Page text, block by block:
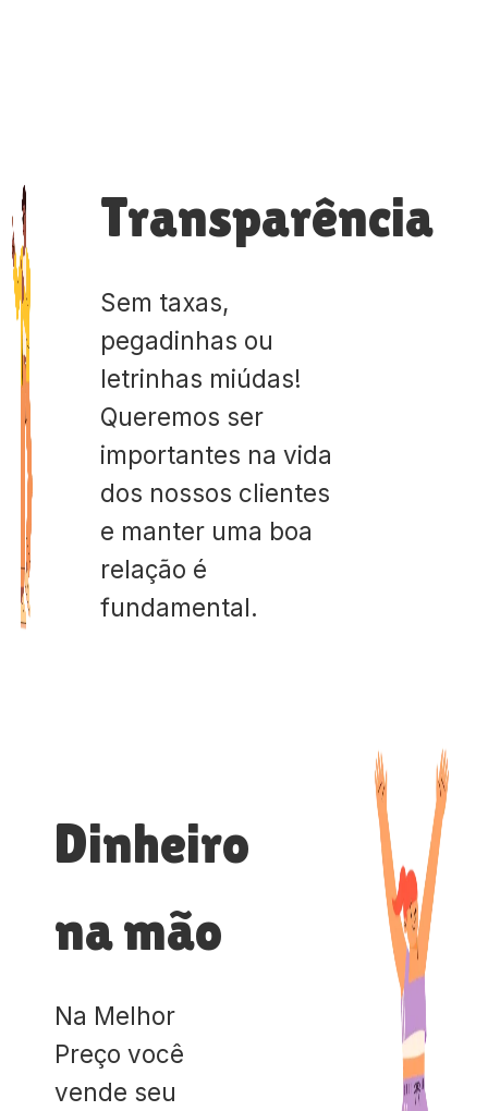
Transparência
Sem taxas,
pegadinhas ou
letrinhas miúdas!
Queremos ser
importantes na vida
dos nossos clientes
e manter uma boa
relação é
fundamental.
Dinheiro
na mão
Na Melhor
Preço você
vende seu